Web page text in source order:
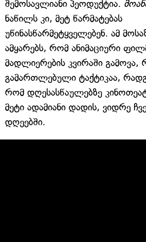
შემოსავლიანი პეოდუქტია.
ნაწილს კი, მეტ წარმატებას
უწინასწარმეტყველებენ. ამ
ამყარებს, რომ ანიმაციური
მადლიერების კვირაში გამოვა,
გამართლებული ტაქტიკაა,
რომ დღესასწაულებზე
მეტი ადამიანი დადის, ვიდრე
დღეებში.